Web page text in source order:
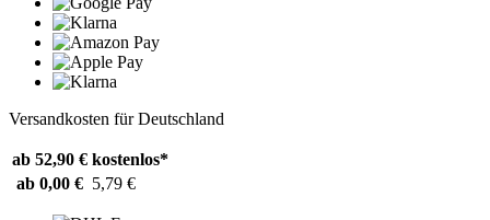
Versandkosten für Deutschland
ab 52,90 € kostenlos*
ab 0,00 € 5,79 €